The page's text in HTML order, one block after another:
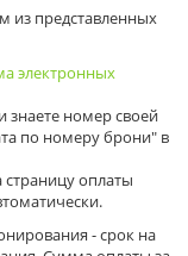
из представленных
электронных
знаете номер своей
по номеру брони" в
страницу оплаты
- срок на